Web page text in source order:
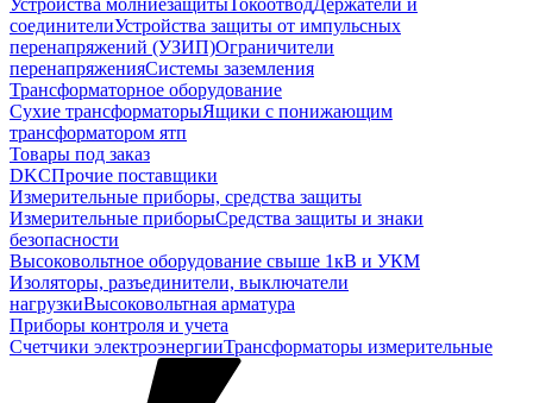
Устройства молниезащитыТокоотводДержатели и
соединителиУстройства защиты от импульсных
перенапряжений (УЗИП)Ограничители
перенапряженияСистемы заземления
Трансформаторное оборудование
Сухие трансформаторыЯщики с понижающим
трансформатором ятп
Товары под заказ
DKCПрочие поставщики
Измерительные приборы, средства защиты
Измерительные приборыСредства защиты и знаки
безопасности
Высоковольтное оборудование свыше 1кВ и УКМ
Изоляторы, разъединители, выключатели
нагрузкиВысоковольтная арматура
Приборы контроля и учета
Счетчики электроэнергииТрансформаторы измерительные